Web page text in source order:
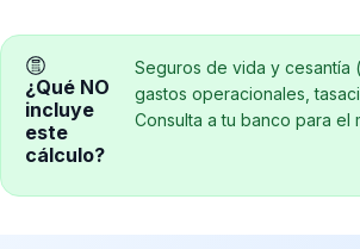
¿Qué NO
incluye
este
cálculo?
Seguros de vida y cesantía
gastos operacionales,
Consulta a tu banco para el